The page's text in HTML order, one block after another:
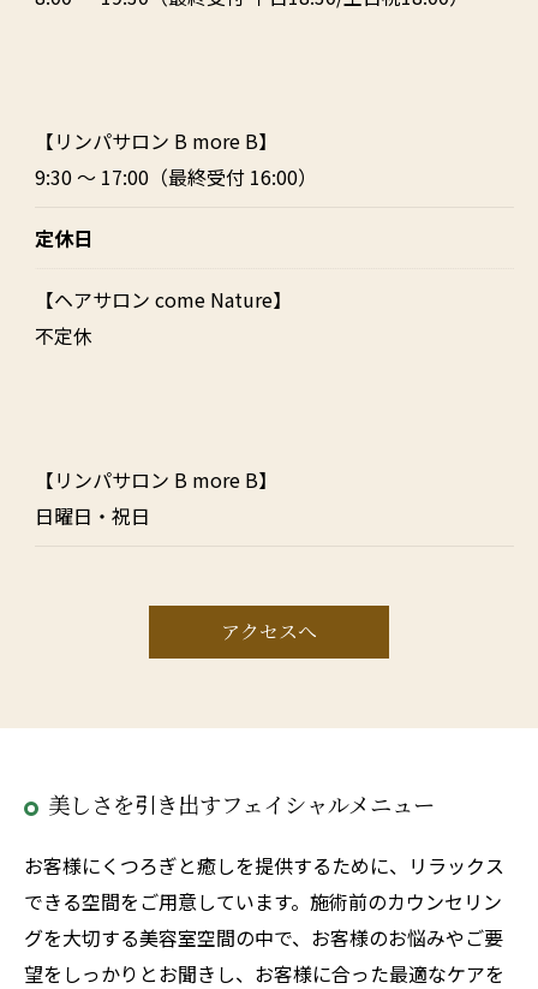
【リンパサロン B more B】
9:30 ～ 17:00（最終受付 16:00）
定休日
【ヘアサロン come Nature】
不定休
【リンパサロン B more B】
日曜日・祝日
アクセスへ
美しさを引き出すフェイシャルメニュー
お客様にくつろぎと癒しを提供するために、リラックス
できる空間をご用意しています。施術前のカウンセリン
グを大切する美容室空間の中で、お客様のお悩みやご要
望をしっかりとお聞きし、お客様に合った最適なケアを